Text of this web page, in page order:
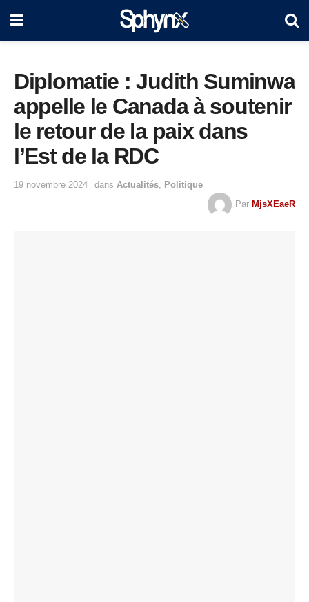
Diplomatie : Judith Suminwa
appelle le Canada à soutenir
le retour de la paix dans
l’Est de la RDC
19 novembre 2024 dans Actualités
Politique
Par MjsXEaeR